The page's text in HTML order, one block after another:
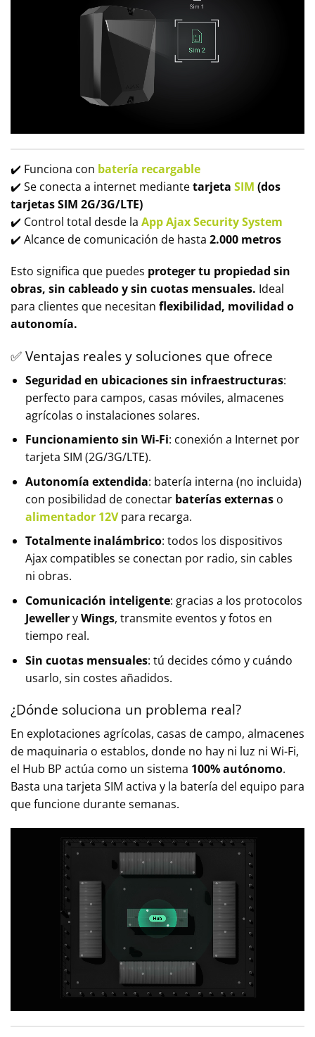
✔️ Funciona con batería recargable
✔️ Se conecta a internet mediantetarjeta SIM (dos
tarjetas SIM 2G/3G/LTE)
✔️ Control total desde la App Ajax Security System
✔️ Alcance de comunicación de hasta 2.000 metros
Esto significa que puedes proteger tu propiedad sin
obras, sin cableado y sin cuotas mensuales. Ideal
para clientes que necesitan flexibilidad, movilidad o
autonomía.
✅ Ventajas reales y soluciones que ofrece
Seguridad en ubicaciones sin infraestructuras:
perfecto para campos, casas móviles, almacenes
agrícolas o instalaciones solares.
Funcionamiento sin Wi-Fi: conexión a Internet por
tarjeta SIM (2G/3G/LTE).
Autonomía extendida: batería interna (no incluida)
con posibilidad de conectar baterías externaso
alimentador 12Vpara recarga.
Totalmente inalámbrico: todos los dispositivos
Ajax compatibles se conectan por radio, sin cables
ni obras.
Comunicación inteligente: gracias a los protocolos
JewelleryWings, transmite eventos y fotos en
tiempo real.
Sin cuotas mensuales: tú decides cómo y cuándo
usarlo, sin costes añadidos.
¿Dónde soluciona un problema real?
En explotaciones agrícolas, casas de campo, almacenes
de maquinaria o establos, donde no hay ni luz ni Wi-Fi,
el Hub BP actúa como un sistema 100% autónomo.
Basta una tarjeta SIM activa y la batería del equipo para
que funcione durante semanas.